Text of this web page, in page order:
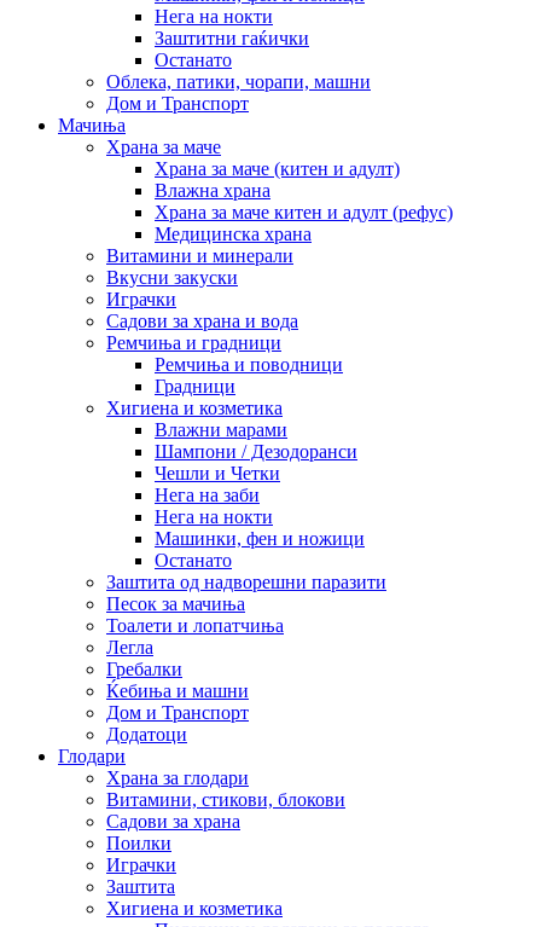
Нега на нокти
Заштитни гаќички
Останато
Облека, патики, чорапи, машни
Дом и Транспорт
Мачиња
Храна за маче
Храна за маче (китен и адулт)
Влажна храна
Храна за маче китен и адулт (рефус)
Медицинска храна
Витамини и минерали
Вкусни закуски
Играчки
Садови за храна и вода
Ремчиња и градници
Ремчиња и поводници
Градници
Хигиена и козметика
Влажни марами
Шампони / Дезодоранси
Чешли и Четки
Нега на заби
Нега на нокти
Машинки, фен и ножици
Останато
Заштита од надворешни паразити
Песок за мачиња
Тоалети и лопатчиња
Легла
Гребалки
Ќебиња и машни
Дом и Транспорт
Додатоци
Глодари
Храна за глодари
Витамини, стикови, блокови
Садови за храна
Поилки
Играчки
Заштита
Хигиена и козметика